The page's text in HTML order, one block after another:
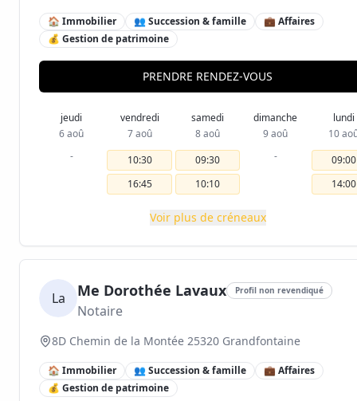
🏠 Immobilier 👥 Succession & famille
💼 Affaires
💰 Gestion de patrimoine
PRENDRE RENDEZ-VOUS
jeudi
6 aoû
-
vendredi
7 aoû
10:30
16:45
samedi
8 aoû
09:30
10:10
dimanche
9 aoû
-
lundi
10
09:00
14:00
Voir plus de créneaux
La Me Dorothée Lavaux Profil non revendiqué
Notaire
8D Chemin de la Montée 25320 Grandfontaine
🏠 Immobilier 👥 Succession & famille
💼 Affaires
💰 Gestion de patrimoine